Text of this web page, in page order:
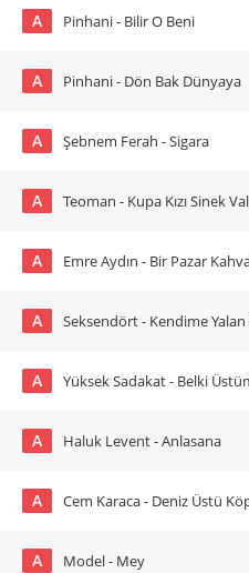
A Pinhani - Bilir O Beni
A Pinhani - Dön Bak Dünyaya
A Şebnem Ferah - Sigara
A Teoman - Kupa Kızı Sinek
A Emre Aydın - Bir Pazar
A Seksendört - Kendime
A Yüksek Sadakat - Belki
A Haluk Levent - Anlasana
A Cem Karaca - Deniz Üstü
A Model - Mey